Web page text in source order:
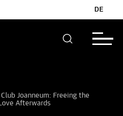
DE
Club Joanneum: Freeing the
Afterwards